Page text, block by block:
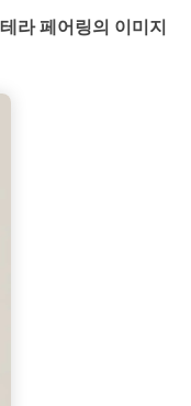
라 페어링의 이미지